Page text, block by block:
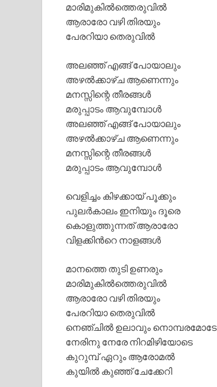
മാരിമുകില്‍ത്തെരുവില്‍
ആരാരോ വഴി തിരയും
പേരറിയാ തെരുവില്‍
അലഞ്ഞ് എങ്ങ് പോയാലും
അഴല്‍ക്കാഴ്ച ആണെന്നും
മനസ്സിന്റെ തീരങ്ങള്‍
മരുപ്പാടം ആവുമ്പോള്‍
അലഞ്ഞ് എങ്ങ് പോയാലും
അഴല്‍ക്കാഴ്ച ആണെന്നും
മനസ്സിന്റെ തീരങ്ങള്‍
മരുപ്പാടം ആവുമ്പോള്‍
വെളിച്ചം കിഴക്കായ് പൂക്കും
പുലര്‍കാലം ഇനിയും ദൂരെ
കൊളുത്തുന്നത് ആരാരോ
വിളക്കിന്‍റെ നാളങ്ങള്‍
മാനത്തെ തുടി ഉണരും
മാരിമുകില്‍ത്തെരുവില്‍
ആരാരോ വഴി തിരയും
പേരറിയാ തെരുവില്‍
നെഞ്ചില്‍ ഉലാവും നൊമ്പരമോടേ
നേരിനു നേരേ നിറമിഴിയോടെ
കുറുമ്പ് ഏറും ആരോമല്‍
കുയില്‍ കുഞ്ഞ് ചേക്കേറി